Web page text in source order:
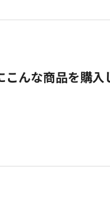
んな商品を購入